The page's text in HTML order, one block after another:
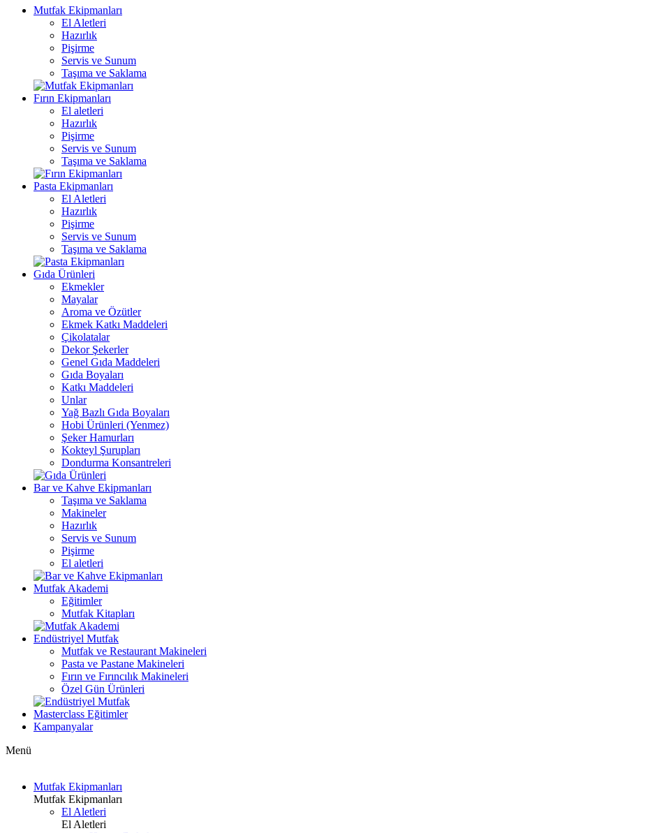
Mutfak Ekipmanları
El Aletleri
Hazırlık
Pişirme
Servis ve Sunum
Taşıma ve Saklama
Fırın Ekipmanları
El aletleri
Hazırlık
Pişirme
Servis ve Sunum
Taşıma ve Saklama
Pasta Ekipmanları
El Aletleri
Hazırlık
Pişirme
Servis ve Sunum
Taşıma ve Saklama
Gıda Ürünleri
Ekmekler
Mayalar
Aroma ve Özütler
Ekmek Katkı Maddeleri
Çikolatalar
Dekor Şekerler
Genel Gıda Maddeleri
Gıda Boyaları
Katkı Maddeleri
Unlar
Yağ Bazlı Gıda Boyaları
Hobi Ürünleri (Yenmez)
Şeker Hamurları
Kokteyl Şurupları
Dondurma Konsantreleri
Bar ve Kahve Ekipmanları
Taşıma ve Saklama
Makineler
Hazırlık
Servis ve Sunum
Pişirme
El aletleri
Mutfak Akademi
Eğitimler
Mutfak Kitapları
Endüstriyel Mutfak
Mutfak ve Restaurant Makineleri
Pasta ve Pastane Makineleri
Fırın ve Fırıncılık Makineleri
Özel Gün Ürünleri
Masterclass Eğitimler
Kampanyalar
Menü
Mutfak Ekipmanları
Mutfak Ekipmanları
El Aletleri
El Aletleri